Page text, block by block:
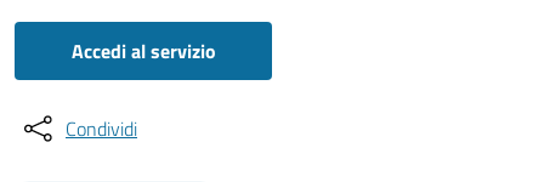
Accedi al servizio
Condividi